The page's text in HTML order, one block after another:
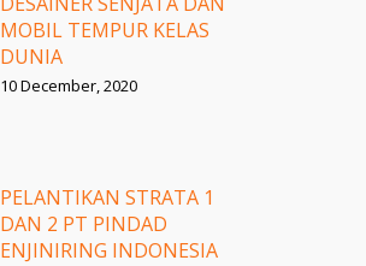
MOBIL TEMPUR KELAS
DUNIA
10 December, 2020
PELANTIKAN STRATA 1
DAN 2 PT PINDAD
ENJINIRING INDONESIA